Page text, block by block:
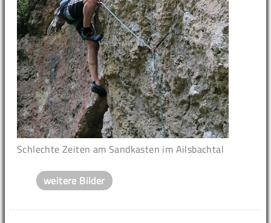
Schlechte Zeiten am Sandkasten im Ailsbachtal
weitere Bilder